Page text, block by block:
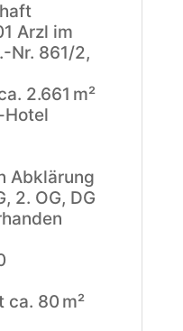
Arzl im
Nr. 861/2,
2.661 m²
Hotel
Abklärung
2. OG, DG
ca. 80 m²